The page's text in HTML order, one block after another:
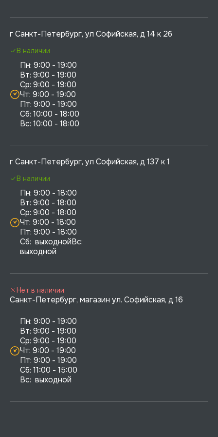
г Санкт-Петербург, ул Софийская, д 14 к 2б
Пн: 9:00 - 19:00
Вт: 9:00 - 19:00
Ср: 9:00 - 19:00
Чт: 9:00 - 19:00
Пт: 9:00 - 19:00
Сб: 10:00 - 18:00
В наличии
г Санкт-Петербург, ул Софийская, д 137 к 1
Пн: 9:00 - 18:00
Вт: 9:00 - 18:00
Ср: 9:00 - 18:00
Чт: 9:00 - 18:00
Пт: 9:00 - 18:00
Сб:  выходнойВс:
выходной
В наличии
Санкт-Петербург, магазин ул. Софийская, д 16
Пн: 9:00 - 19:00
Вт: 9:00 - 19:00
Ср: 9:00 - 19:00
Чт: 9:00 - 19:00
Пт: 9:00 - 19:00
Сб: 11:00 - 15:00
Вс:  выходной
Нет в наличии